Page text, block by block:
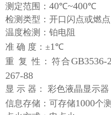
测定范围：40℃~400℃
检测类型：开口闪点或燃点
温度检测：铂电阻
准 确 度：±1 ℃
重 复 性：符合GB3536-
267-88
显 示 器： 彩色液晶显示器
信息存储：可存储1000个